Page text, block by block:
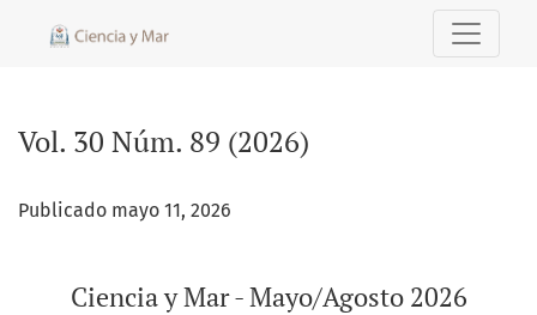
Vol. 30 Núm. 89 (2026): Ciencia y Mar - Mayo/Agosto 2026
Vol. 30 Núm. 89 (2026)
Publicado mayo 11, 2026
Ciencia y Mar - Mayo/Agosto 2026